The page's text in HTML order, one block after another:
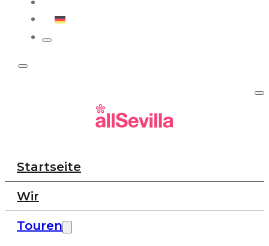
Startseite
Wir
Touren